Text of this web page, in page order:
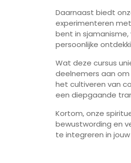
Daarnaast biedt
experimenteren
bent in
persoonlijke
Wat deze cursus
deelnemers aan om
het cultiveren van
een diepgaande
Kortom, onze
bewustwording en
te integreren in